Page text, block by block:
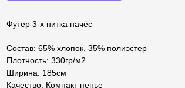
Футер 3-х нитка начёс
Состав: 65% хлопок, 35% полиэстер
Плотность: 330гр/м2
Ширина: 185см
Качество: Компакт пенье